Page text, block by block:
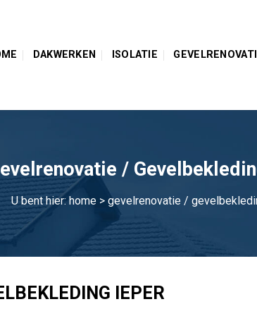
DAKWERKEN ISOLATIE
/
U bent hier: home > gevelrenovatie /
IEPER